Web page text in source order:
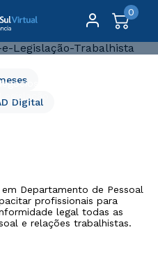
0
Trabalhista - 6
-
Digital
Departamento de Pessoal
profissionais para
legal todas as
e relações trabalhistas.